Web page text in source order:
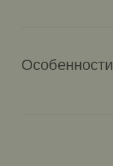
Особенности